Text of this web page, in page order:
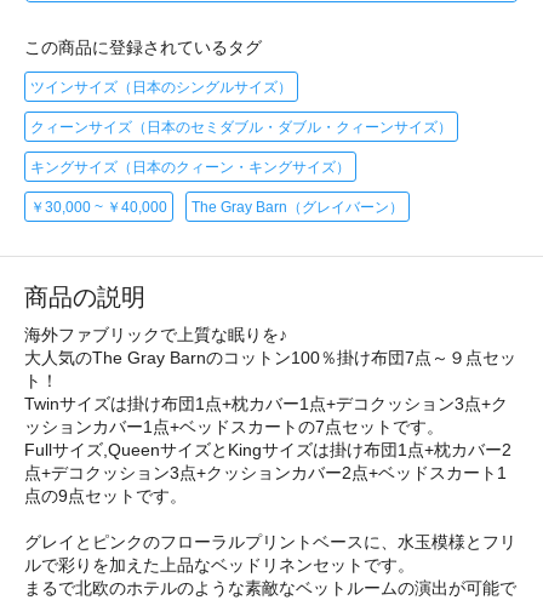
この商品に登録されているタグ
ツインサイズ（日本のシングルサイズ）
クィーンサイズ（日本のセミダブル・ダブル・クィーンサイズ）
キングサイズ（日本のクィーン・キングサイズ）
￥30,000 ~ ￥40,000 The Gray Barn（グレイバーン）
商品の説明
海外ファブリックで上質な眠りを♪
大人気のThe Gray Barnのコットン100％掛け布団7点～９点セッ
ト！
Twinサイズは掛け布団1点+枕カバー1点+デコクッション3点+ク
ッションカバー1点+ベッドスカートの7点セットです。
Fullサイズ,QueenサイズとKingサイズは掛け布団1点+枕カバー2
点+デコクッション3点+クッションカバー2点+ベッドスカート1
点の9点セットです。
グレイとピンクのフローラルプリントベースに、水玉模様とフリ
ルで彩りを加えた上品なベッドリネンセットです。
まるで北欧のホテルのような素敵なベットルームの演出が可能で